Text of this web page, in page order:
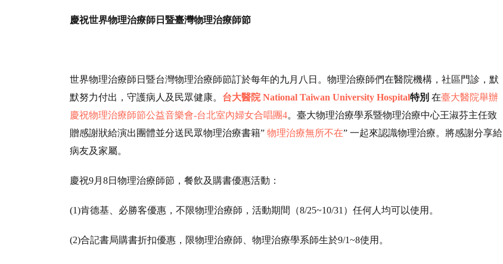
慶祝世界物理治療師日暨臺灣物理治療師節
世界物理治療師日暨台灣物理治療師節訂於每年的九月八日。物理治療師們在醫院機構，社區門診，默
默努力付出，守護病人及民眾健康。 台大醫院 National Taiwan University Hospital特別 在臺大醫院舉辦
慶祝物理治療師節公益音樂會-台北室內婦女合唱團4。臺大物理治療學系暨物理治療中心王淑芬主任致
贈感謝狀給演出團體並分送民眾物理治療書籍” 物理治療無所不在” 一起來認識物理治療。將感謝分享給
病友及家屬。
慶祝9月8日物理治療師節，餐飲及購書優惠活動：
(1)肯德基、必勝客優惠，不限物理治療師，活動期間（8/25~10/31）任何人均可以使用。
(2)合記書局購書折扣優惠，限物理治療師、物理治療學系師生於9/1~8使用。